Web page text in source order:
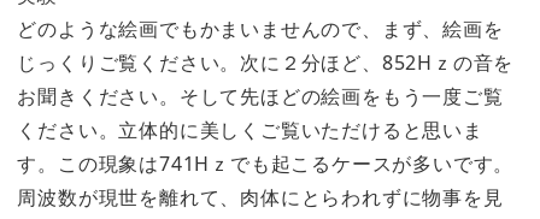
どのような絵画でもかまいませんので、まず、絵画を
じっくりご覧ください。次に２分ほど、852Hｚの音を
お聞きください。そして先ほどの絵画をもう一度ご覧
ください。立体的に美しくご覧いただけると思いま
す。この現象は741Hｚでも起こるケースが多いです。
周波数が現世を離れて、肉体にとらわれずに物事を見